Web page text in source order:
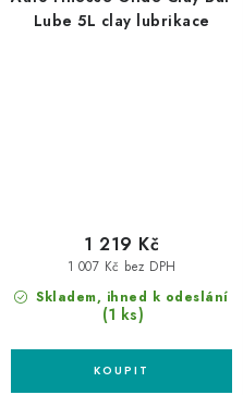
Lube 5L clay lubrikace
Skladem, ihned k odeslání
(1 ks)
1 007 Kč bez DPH
1 219 Kč